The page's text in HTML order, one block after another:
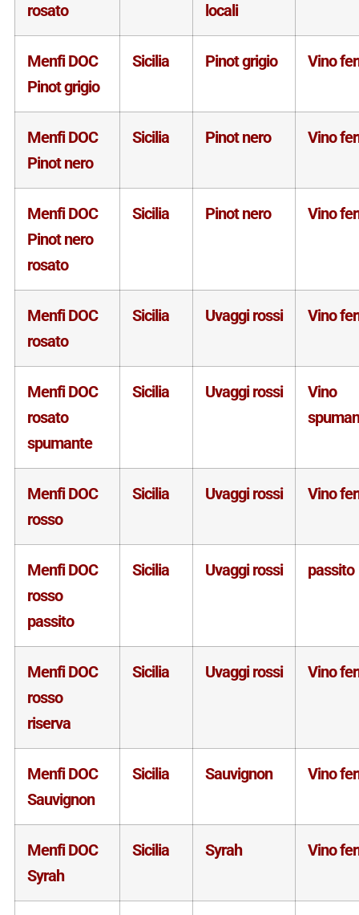
rosato locali
Menfi DOC
Pinot grigio
Sicilia Pinot grigio Vino
Menfi DOC
Pinot nero
Sicilia Pinot nero Vino
Menfi DOC
Pinot nero
rosato
Sicilia Pinot nero Vino
Menfi DOC
rosato
Sicilia Uvaggi rossi Vino
Menfi DOC
rosato
spumante
Sicilia Uvaggi rossi
Vino
Menfi DOC
rosso
Sicilia Uvaggi rossi Vino
Menfi DOC
rosso
passito
Sicilia Uvaggi rossi passito
Menfi DOC
rosso
riserva
Sicilia Uvaggi rossi Vino
Menfi DOC
Sauvignon
Sicilia Sauvignon Vino
Menfi DOC
Syrah
Sicilia Syrah Vino